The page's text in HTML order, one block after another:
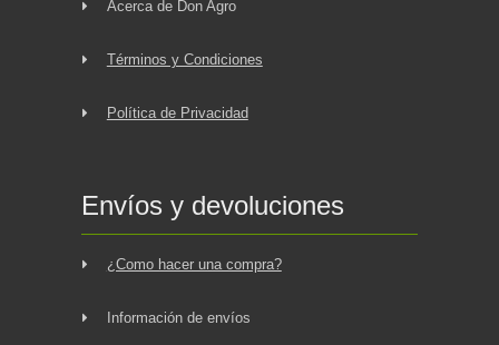
Acerca de Don Agro
Términos y Condiciones
Política de Privacidad
Envíos y devoluciones
¿Como hacer una compra?
Información de envíos